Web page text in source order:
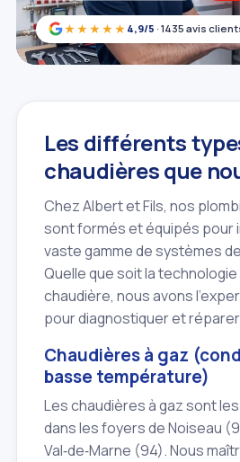
★★★★★ 4,9/5 · 1435 avis
Les différents
chaudières que
Chez Albert et Fils, nos
sont formés et équipés pour
vaste gamme de systèmes
Quelle que soit la
chaudière, nous avons
pour diagnostiquer et
Chaudières à gaz
basse température)
Les chaudières à gaz sont
dans les foyers de Noiseau
Val‑de‑Marne (94). Nous